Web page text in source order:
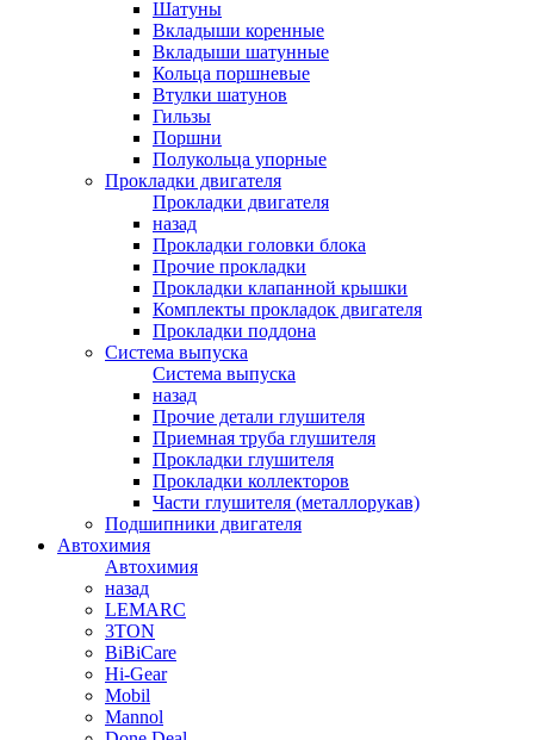
Шатуны
Вкладыши коренные
Вкладыши шатунные
Кольца поршневые
Втулки шатунов
Гильзы
Поршни
Полукольца упорные
Прокладки двигателя
Прокладки двигателя
назад
Прокладки головки блока
Прочие прокладки
Прокладки клапанной крышки
Комплекты прокладок двигателя
Прокладки поддона
Система выпуска
Система выпуска
назад
Прочие детали глушителя
Приемная труба глушителя
Прокладки глушителя
Прокладки коллекторов
Части глушителя (металлорукав)
Подшипники двигателя
Автохимия
Автохимия
назад
LEMARC
3TON
BiBiCare
Hi-Gear
Mobil
Mannol